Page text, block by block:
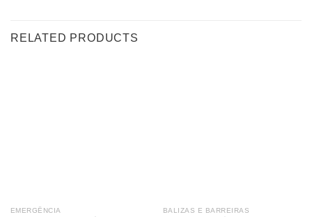
RELATED PRODUCTS
EMERGÊNCIA BALIZAS E BARREIRAS